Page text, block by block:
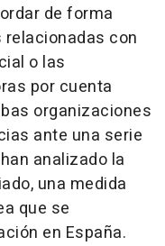
de forma
con
o las
por cuenta
organizaciones
ante una serie
analizado la
una medida
que se
en España.